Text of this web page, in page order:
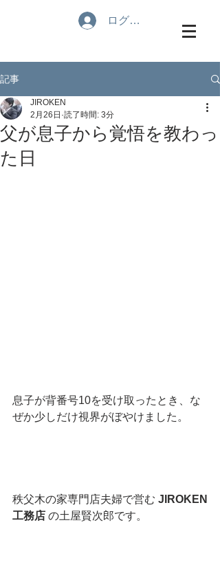
ログイン
記事
父が息子から覚悟を教わっ
た日
JIROKEN
2月26日 読了時間: 3分
息子が背番号10を受け取ったとき、な
ぜか少しだけ視界がぼやけました。
秩父木の家専門店夫婦で営む JIROKEN
工務店 の土屋賢次郎です。